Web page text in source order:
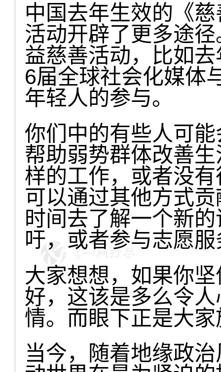
中国去年生效的《
活动开辟了更多途
益慈善活动，比如
6届全球社会化媒体
年轻人的参与。
你们中的有些人可
帮助弱势群体改善
样的工作，或者没
可以通过其他方式
时间去了解一个新
吁，或者参与志愿
大家想想，如果你
好，这该是多么令
情。而眼下正是大
当今，随着地缘政